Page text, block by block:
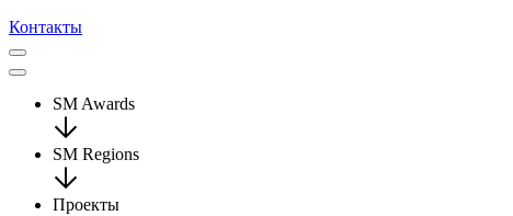
Контакты
SM Awards
SM Regions
Проекты